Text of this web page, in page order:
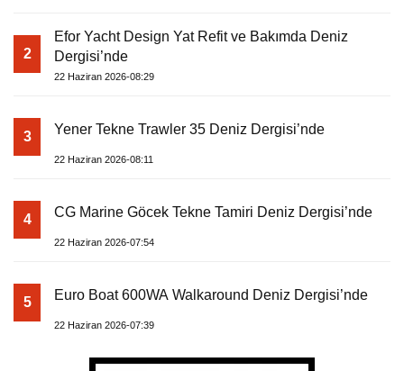
2
Efor Yacht Design Yat Refit ve Bakımda Deniz
Dergisi’nde
22 Haziran 2026-08:29
3 Yener Tekne Trawler 35 Deniz Dergisi’nde
22 Haziran 2026-08:11
4 CG Marine Göcek Tekne Tamiri Deniz Dergisi’nde
22 Haziran 2026-07:54
5 Euro Boat 600WA Walkaround Deniz Dergisi’nde
22 Haziran 2026-07:39